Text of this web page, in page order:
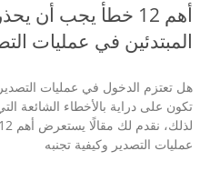
أهم 12 خطأ يجب أن
المبتدئين في عمليات
هل تعتزم الدخول في عمليات
تكون على دراية بالأخطاء الشائعة
عمليات التصدير وكيفية تجنبه